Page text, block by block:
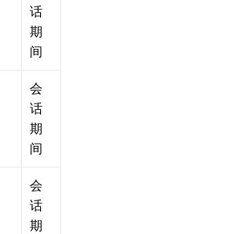
话
期
间
会
话
期
间
会
话
期